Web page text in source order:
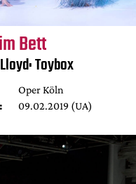
Bett
Toybox
Oper Köln
09.02.2019 (UA)